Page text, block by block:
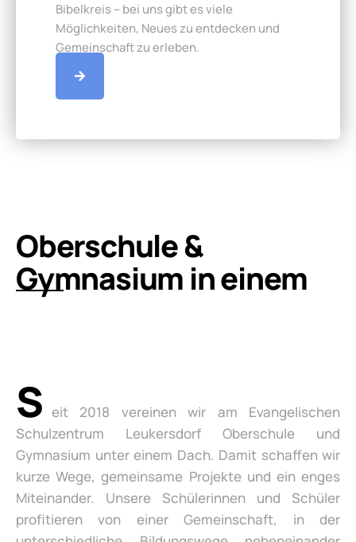
Bibelkreis – bei uns gibt es viele
Möglichkeiten, Neues zu entdecken und
Gemeinschaft zu erleben.
Oberschule &
Gymnasium in einem
S eit 2018 vereinen wir am Evangelischen
Schulzentrum Leukersdorf Oberschule und
Gymnasium unter einem Dach. Damit schaffen wir
kurze Wege, gemeinsame Projekte und ein enges
Miteinander. Unsere Schülerinnen und Schüler
profitieren von einer Gemeinschaft, in der